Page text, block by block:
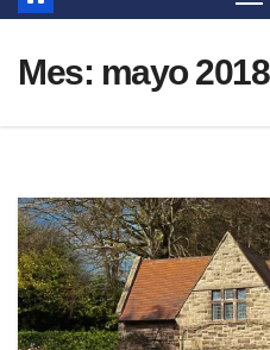
Mes: mayo 2018